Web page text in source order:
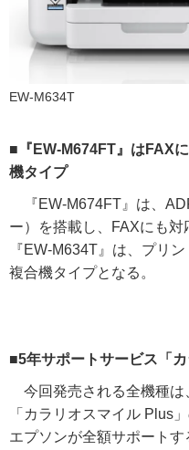
EW-M634T
■『EW-M674FT』はFAX
機タイプ
『EW-M674FT 』は、
ー）を搭載し、
FAXにも対
『EW-M634T 』は、プリ
複合機タイプとなる。
■5年サポートサービス「
今回発売される全機種は
「カラリオスマイル Plus
エプソンが全額サポート